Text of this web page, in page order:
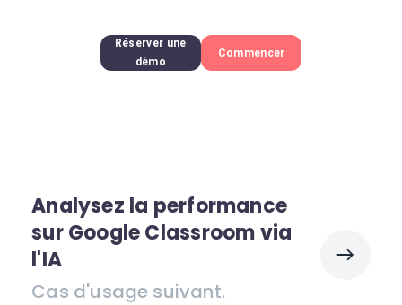
Réserver une
démo
Commencer
Analysez la performance
sur Google Classroom via
l'IA
Cas d'usage suivant.